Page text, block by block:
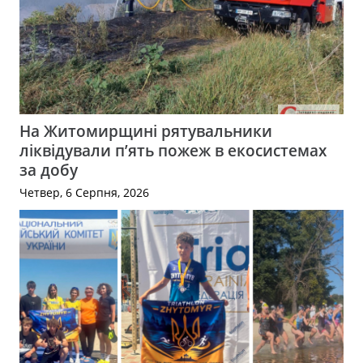
На Житомирщині рятувальники
ліквідували п’ять пожеж в екосистемах
за добу
Четвер, 6 Серпня, 2026